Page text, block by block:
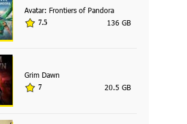
Avatar: Frontiers of Pandora
7.5 136 GB
Grim Dawn
7 20.5 GB